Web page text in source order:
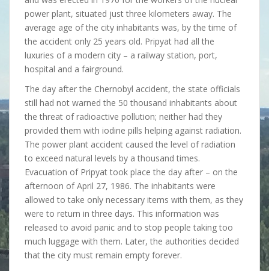
power plant, situated just three kilometers away. The
average age of the city inhabitants was, by the time of
the accident only 25 years old. Pripyat had all the
luxuries of a modern city – a railway station, port,
hospital and a fairground.
The day after the Chernobyl accident, the state officials
still had not warned the 50 thousand inhabitants about
the threat of radioactive pollution; neither had they
provided them with iodine pills helping against radiation.
The power plant accident caused the level of radiation
to exceed natural levels by a thousand times.
Evacuation of Pripyat took place the day after – on the
afternoon of April 27, 1986. The inhabitants were
allowed to take only necessary items with them, as they
were to return in three days. This information was
released to avoid panic and to stop people taking too
much luggage with them. Later, the authorities decided
that the city must remain empty forever.